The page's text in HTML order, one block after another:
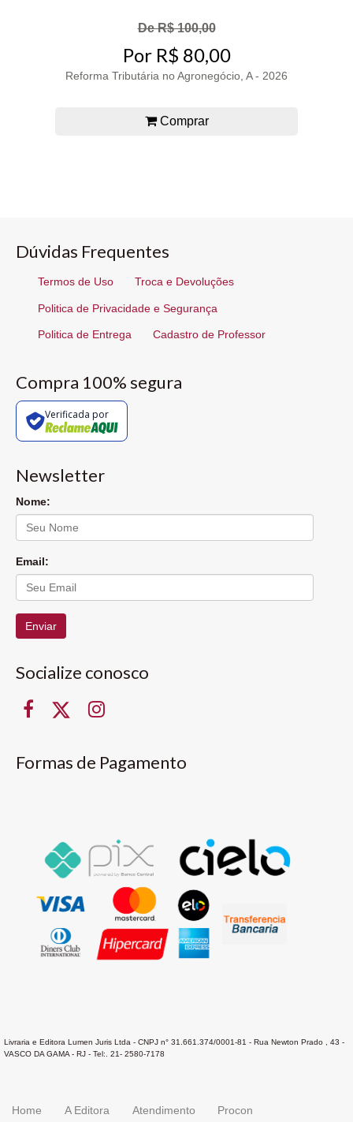
De R$ 100,00
Por R$ 80,00
Reforma Tributária no Agronegócio, A - 2026
Comprar
Dúvidas Frequentes
Termos de Uso Troca e Devoluções
Politica de Privacidade e Segurança
Politica de Entrega Cadastro de Professor
Compra 100% segura
Verificada por
Newsletter
Nome:
Email:
Enviar
Socialize conosco
Formas de Pagamento
Livraria e Editora Lumen Juris Ltda - CNPJ n° 31.661.374/0001-81 - Rua Newton Prado , 43 -
VASCO DA GAMA - RJ - Tel:. 21- 2580-7178
Home A Editora Atendimento Procon